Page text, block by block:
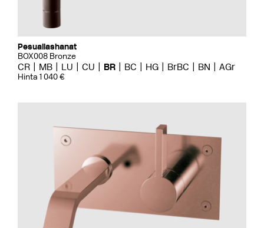
Pesuallashanat
BOX008 Bronze
CR MB LU CU BR BC HG BrBC BN AGr
Hinta 1 040 €